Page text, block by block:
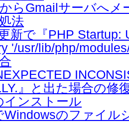
らGmailサーバへメ
法
新で『PHP Startup:
'/usr/lib/php/
』と出た場合の修
インストール
Windowsのファイル